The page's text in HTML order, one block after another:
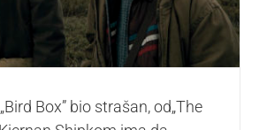
Box” bio strašan, od„The